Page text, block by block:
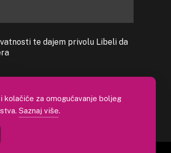
te dajem privolu Libeli da
kolačiće za omogućavanje boljeg
Saznaj više.